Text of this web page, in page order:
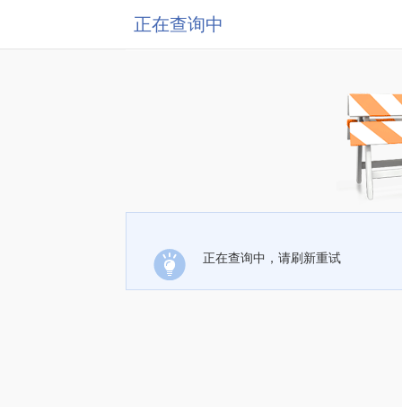
正在查询中
正在查询中，请刷新重试